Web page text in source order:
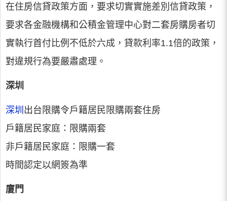
在住房信貸政策方面，要求切實實施差別信貸政策，
要求各金融機構和公積金管理中心對二套房購房者切
實執行首付比例不低於六成，貸款利率1.1倍的政策，
對違規行為要嚴肅處理。
深圳
深圳 出台限購令戶籍居民限購兩套住房
戶籍居民家庭：限購兩套
非戶籍居民家庭：限購一套
時間認定以網簽為準
廈門